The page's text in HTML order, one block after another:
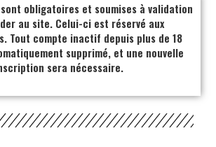
sont obligatoires et soumises à validation
au site. Celui-ci est réservé aux
Tout compte inactif depuis plus de 18
supprimé, et une nouvelle
sera nécessaire.